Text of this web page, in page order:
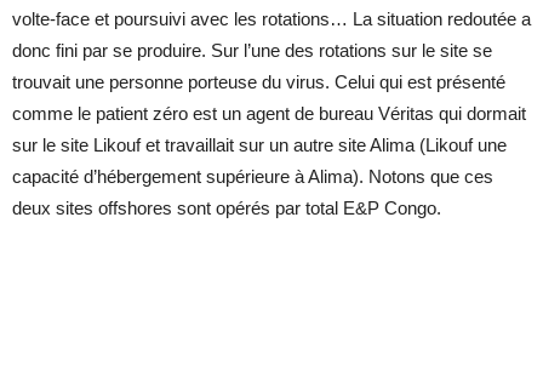
volte-face et poursuivi avec les rotations… La situation redoutée a
donc fini par se produire. Sur l’une des rotations sur le site se
trouvait une personne porteuse du virus. Celui qui est présenté
comme le patient zéro est un agent de bureau Véritas qui dormait
sur le site Likouf et travaillait sur un autre site Alima (Likouf une
capacité d’hébergement supérieure à Alima). Notons que ces
deux sites offshores sont opérés par total E&P Congo.